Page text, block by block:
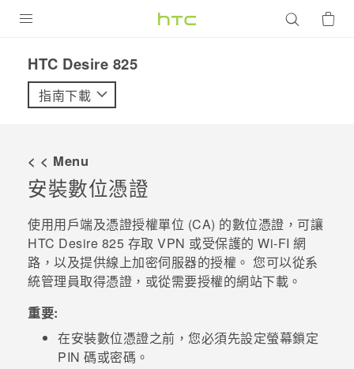
VIVE
配件
優惠專區
焦點訊息
校園專案
企業採購
銷售門市
銷售通路
支援服務
VIVELAND
HTC Desire 825‎
指南下載
< < Menu
安裝數位憑證
使用用戶端及憑證授權單位 (CA) 的數位憑證，可讓
HTC Desire 825 存取 VPN 或受保護的 Wi-FI 網
路，以及提供線上加密伺服器的授權。 您可以從系
統管理員取得憑證，或從需要授權的網站下載。
重要:
在安裝數位憑證之前，您必須先設定螢幕鎖定
PIN 碼或密碼。